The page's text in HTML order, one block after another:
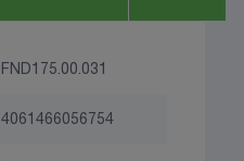
FND175.00.031
4061466056754